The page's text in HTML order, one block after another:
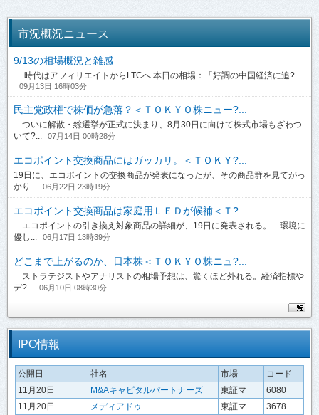
市況概況ニュース
9/13の相場概況と雑感
時代はアフィリエイトからLTCへ 本日の相場：「好調の中国経済に追?...
09月13日 16時03分
民主党政権で株価が急落？＜ＴＯＫＹＯ株ニュー?...
ついに解散・総選挙が正式に決まり、8月30日に向けて株式市場もざわつ
いて?...
07月14日 00時28分
エコポイント交換商品にはガッカリ。＜ＴＯＫＹ?...
19日に、エコポイントの交換商品が発表になったが、その商品群を見てがっ
かり...
06月22日 23時19分
エコポイント交換商品は家庭用ＬＥＤが候補＜Ｔ?...
エコポイントの引き換え対象商品の詳細が、19日に発表される。 環境に
優し...
06月17日 13時39分
どこまで上がるのか、日本株＜ＴＯＫＹＯ株ニュ?...
ストラテジストやアナリストの相場予想は、驚くほど外れる。経済指標や
デ?...
06月10日 08時30分
IPO情報
公開日 社名 市場
コード
11月20日
M&Aキャピタルパートナーズ 東証マ
6080
11月20日
メディアドゥ 東証マ 3678